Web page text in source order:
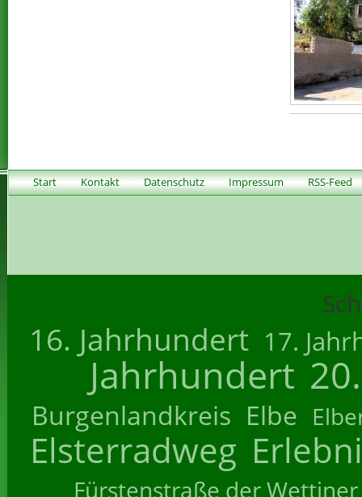
Start Kontakt Datenschutz Impressum RSS-Feed
16. Jahrhundert 17.
Jahrhundert
Burgenlandkreis Elbe
Elsterradweg
Fürstenstraße der Wettiner